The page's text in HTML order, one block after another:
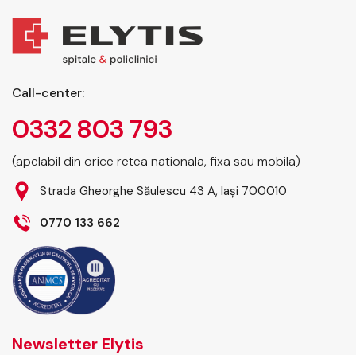
Call-center:
0332 803 793
(apelabil din orice retea nationala, fixa sau mobila)
Strada Gheorghe Săulescu 43 A, Iași 700010
0770 133 662
Newsletter Elytis